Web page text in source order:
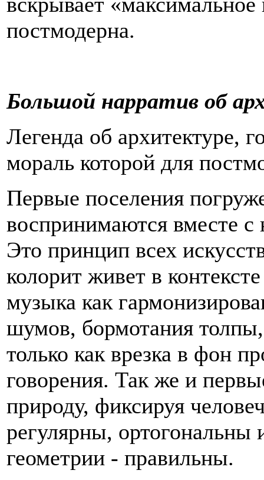
постмодерна.
Большой нарратив об
Легенда об архитектуре,
мораль которой для
Первые поселения
воспринимаются вместе с
Это принцип всех
колорит живет в
музыка как
шумов, бормотания
только как врезка в фон
говорения. Так же и
природу, фиксируя
регулярны,
геометрии - правильны.